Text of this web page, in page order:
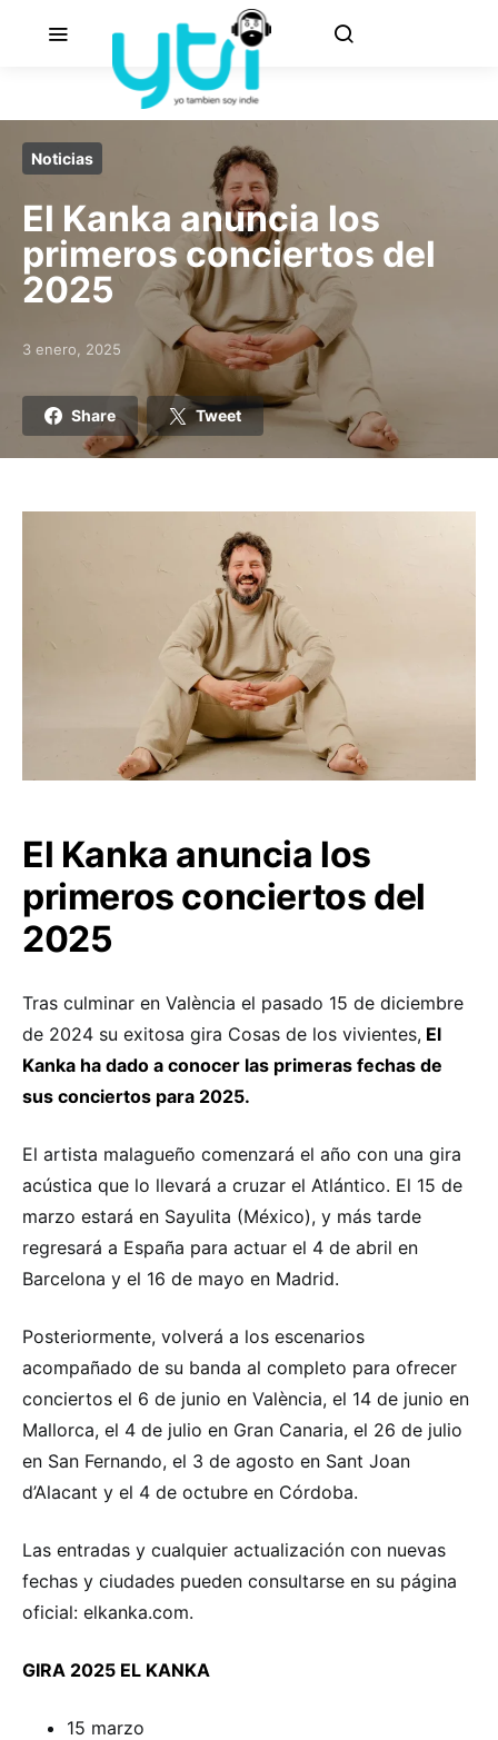
Noticias
El Kanka anuncia los
primeros conciertos del
2025
Posted on
3 enero, 2025
Share Tweet
El Kanka anuncia los
primeros conciertos del
2025
Tras culminar en València el pasado 15 de diciembre
de 2024 su exitosa gira Cosas de los vivientes, El
Kanka ha dado a conocer las primeras fechas de
sus conciertos para 2025.
El artista malagueño comenzará el año con una gira
acústica que lo llevará a cruzar el Atlántico. El 15 de
marzo estará en Sayulita (México), y más tarde
regresará a España para actuar el 4 de abril en
Barcelona y el 16 de mayo en Madrid.
Posteriormente, volverá a los escenarios
acompañado de su banda al completo para ofrecer
conciertos el 6 de junio en València, el 14 de junio en
Mallorca, el 4 de julio en Gran Canaria, el 26 de julio
en San Fernando, el 3 de agosto en Sant Joan
d’Alacant y el 4 de octubre en Córdoba.
Las entradas y cualquier actualización con nuevas
fechas y ciudades pueden consultarse en su página
oficial: elkanka.com.
GIRA 2025 EL KANKA
15 marzo